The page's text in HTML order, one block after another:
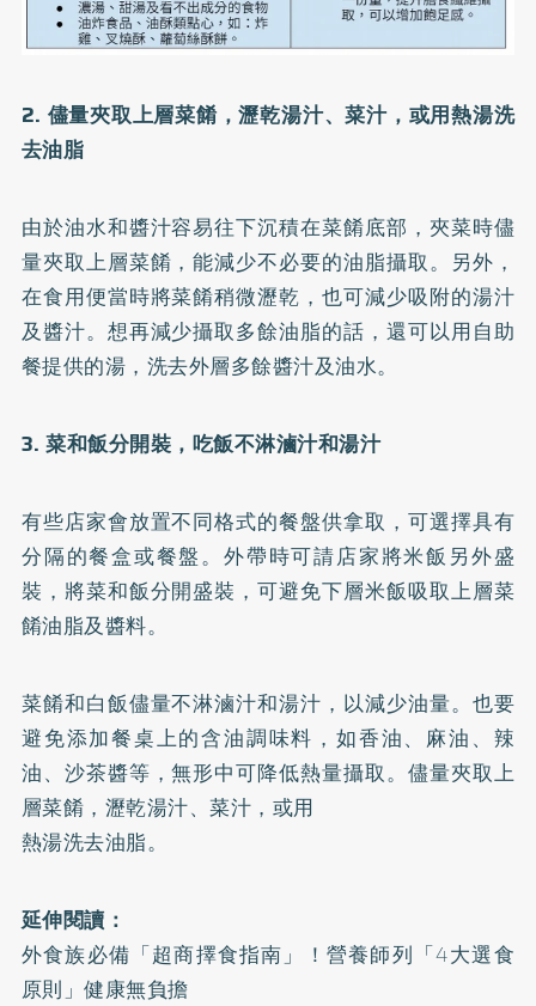
2. 儘量夾取上層菜餚，瀝乾湯汁、菜汁，或用熱湯洗
去油脂
由於油水和醬汁容易往下沉積在菜餚底部，夾菜時儘
量夾取上層菜餚，能減少不必要的油脂攝取。另外，
在食用便當時將菜餚稍微瀝乾，也可減少吸附的湯汁
及醬汁。想再減少攝取多餘油脂的話，還可以用自助
餐提供的湯，洗去外層多餘醬汁及油水。
3. 菜和飯分開裝，吃飯不淋滷汁和湯汁
有些店家會放置不同格式的餐盤供拿取，可選擇具有
分隔的餐盒或餐盤。外帶時可請店家將米飯另外盛
裝，將菜和飯分開盛裝，可避免下層米飯吸取上層菜
餚油脂及醬料。
菜餚和白飯儘量不淋滷汁和湯汁，以減少油量。也要
避免添加餐桌上的含油調味料，如香油、麻油、辣
油、沙茶醬等，無形中可降低熱量攝取。儘量夾取上
層菜餚，瀝乾湯汁、菜汁，或用
熱湯洗去油脂。
延伸閱讀：
外食族必備「超商擇食指南」！營養師列「4大選食
原則」健康無負擔